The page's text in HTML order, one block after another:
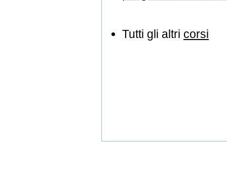
Tutti gli altri corsi